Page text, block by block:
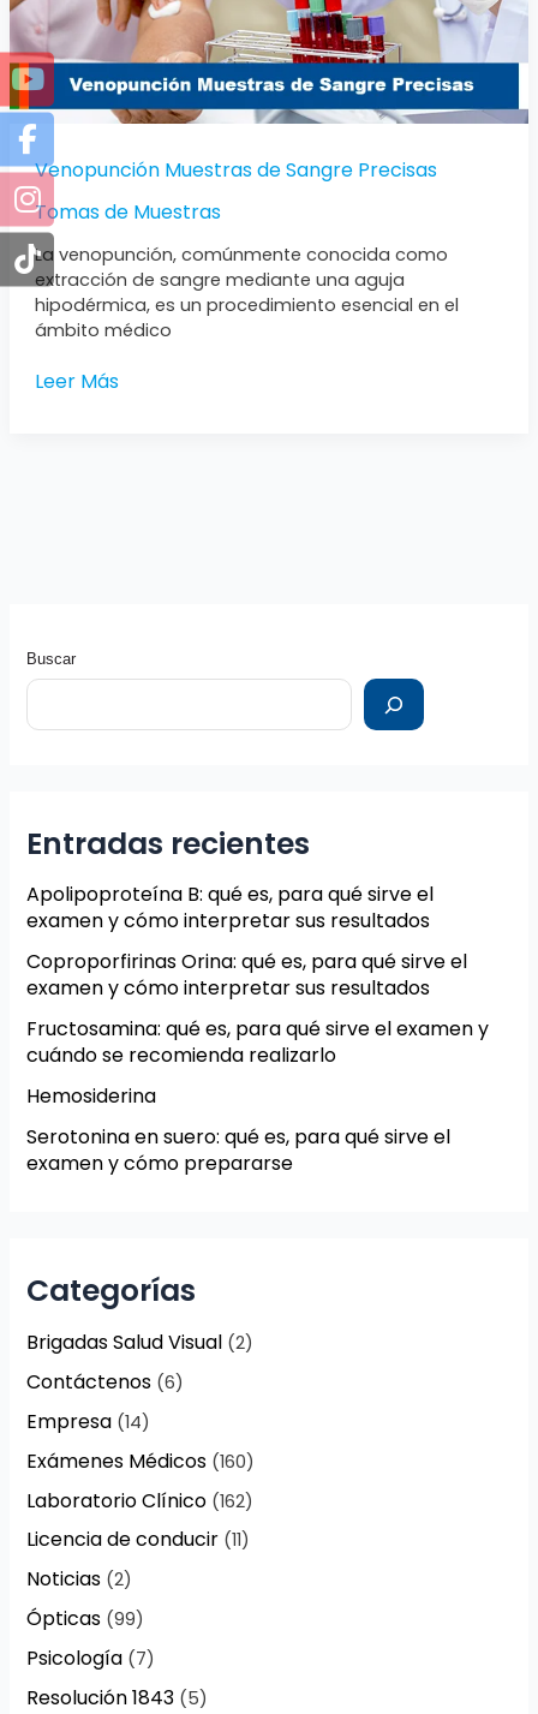
Venopunción Muestras de Sangre Precisas
Tomas de Muestras
La venopunción, comúnmente conocida como
extracción de sangre mediante una aguja
hipodérmica, es un procedimiento esencial en el
ámbito médico
Leer Más
Buscar
Entradas recientes
Apolipoproteína B: qué es, para qué sirve el
examen y cómo interpretar sus resultados
Coproporfirinas Orina: qué es, para qué sirve el
examen y cómo interpretar sus resultados
Fructosamina: qué es, para qué sirve el examen y
cuándo se recomienda realizarlo
Hemosiderina
Serotonina en suero: qué es, para qué sirve el
examen y cómo prepararse
Categorías
Brigadas Salud Visual (2)
Contáctenos (6)
Empresa (14)
Exámenes Médicos (160)
Laboratorio Clínico (162)
Licencia de conducir (11)
Noticias (2)
Ópticas (99)
Psicología (7)
Resolución 1843 (5)